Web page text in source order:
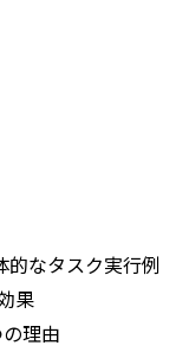
的なタスク実行例
果
理由